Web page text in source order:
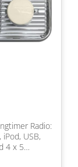
Radio:
USB,
4 x 5…